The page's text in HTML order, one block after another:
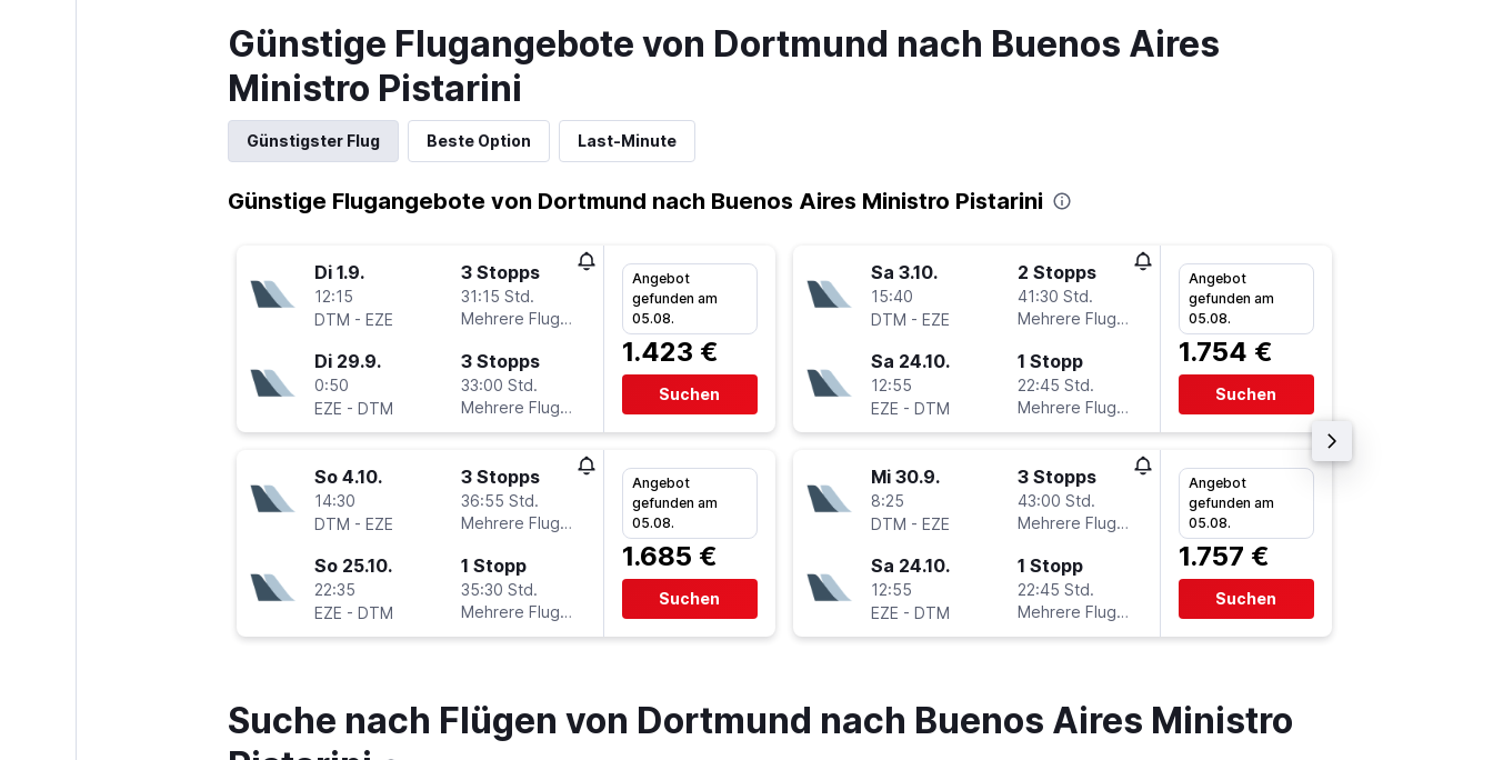
Günstige Flugangebote von Dortmund nach Buenos Aires
Ministro Pistarini
Günstigster Flug Beste Option Last-Minute
Günstige Flugangebote von Dortmund nach Buenos Aires Ministro Pistarini
Di 1.9.
12:15
DTM - EZE
3 Stopps
31:15 Std.
Mehrere Fluglinien
Di 29.9.
0:50
EZE - DTM
3 Stopps
33:00 Std.
Mehrere Fluglinien
Angebot
gefunden am
05.08.
1.423 €
Suchen
So 4.10.
14:30
DTM - EZE
3 Stopps
36:55 Std.
Mehrere Fluglinien
So 25.10.
22:35
EZE - DTM
1 Stopp
35:30 Std.
Mehrere Fluglinien
Angebot
gefunden am
05.08.
1.685 €
Suchen
Sa 3.10.
15:40
DTM - EZE
2 Stopps
41:30 Std.
Mehrere Fluglinien
Sa 24.10.
12:55
EZE - DTM
1 Stopp
22:45 Std.
Mehrere Fluglinien
Angebot
gefunden am
05.08.
1.754 €
Suchen
Mi 30.9.
8:25
DTM - EZE
3 Stopps
43:00 Std.
Mehrere Fluglinien
Sa 24.10.
12:55
EZE - DTM
1 Stopp
22:45 Std.
Mehrere Fluglinien
Angebot
gefunden am
05.08.
1.757 €
Suchen
Suche nach Flügen von Dortmund nach Buenos Aires Ministro